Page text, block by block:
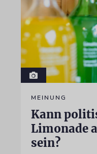
MEINUNG
Kann
Limonade
sein?